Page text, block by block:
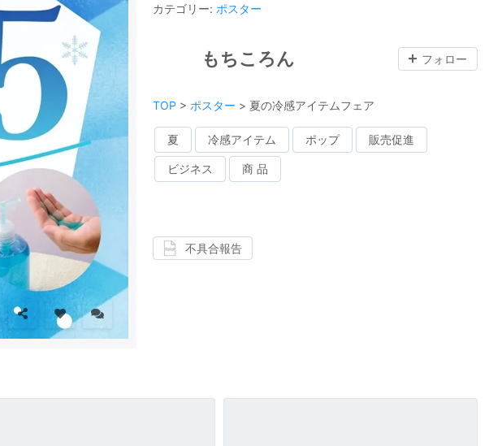
カテゴリー: ポスター
もちころん フォロー
TOP > ポスター > 夏の冷感アイテムフェア
夏 冷感アイテム ポップ 販売促進
ビジネス 商 品
不具合報告